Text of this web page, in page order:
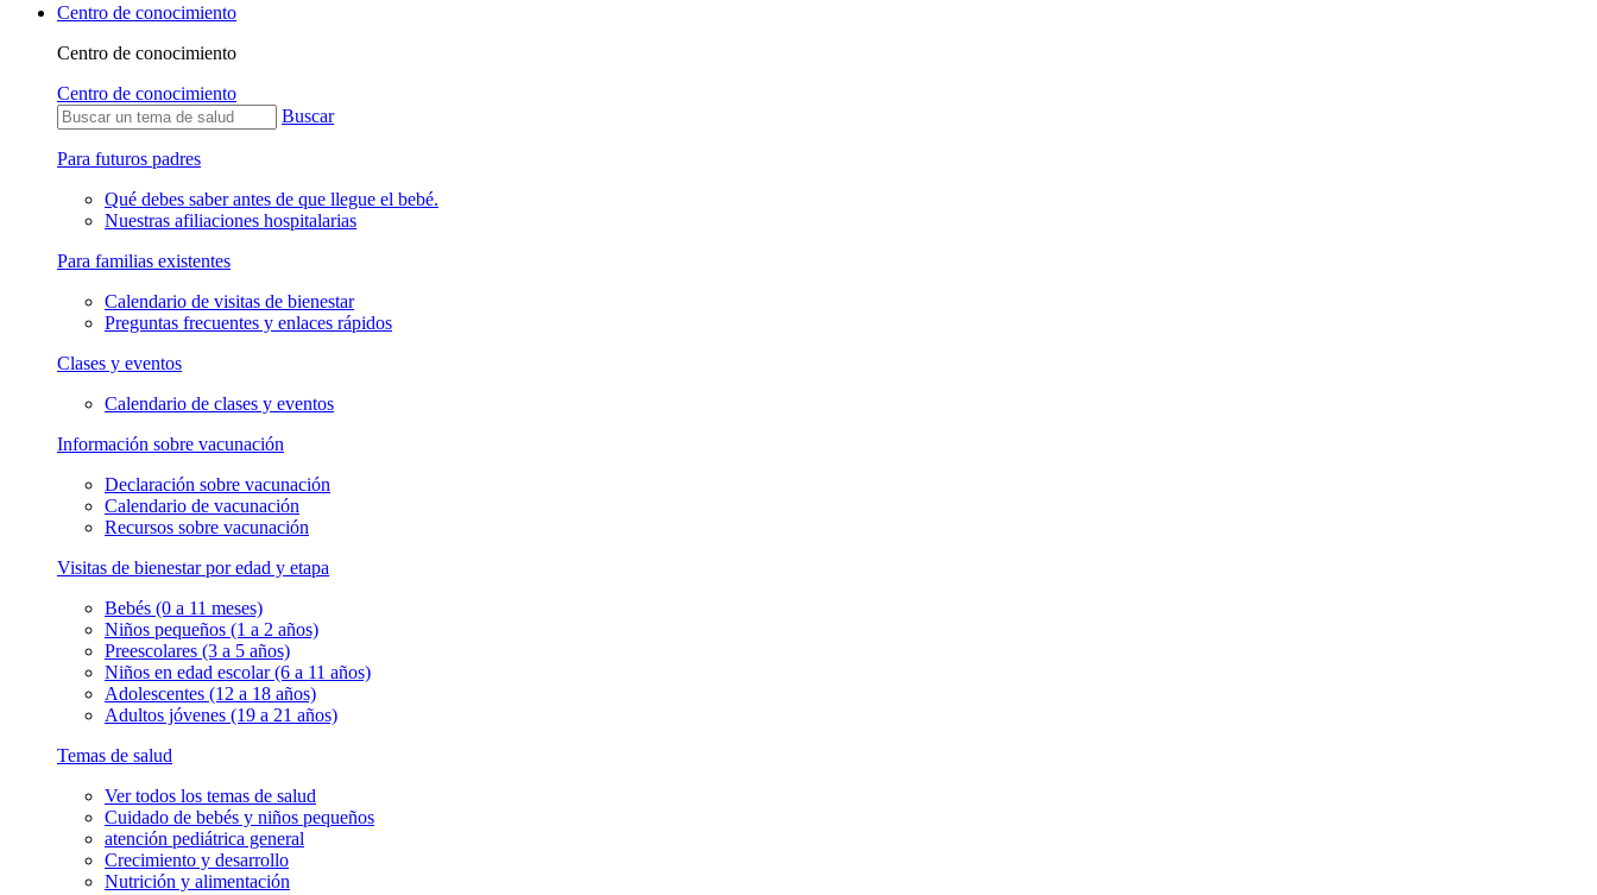
Centro de conocimiento
Centro de conocimiento
Centro de conocimiento
Buscar
Para futuros padres
Qué debes saber antes de que llegue el bebé.
Nuestras afiliaciones hospitalarias
Para familias existentes
Calendario de visitas de bienestar
Preguntas frecuentes y enlaces rápidos
Clases y eventos
Calendario de clases y eventos
Información sobre vacunación
Declaración sobre vacunación
Calendario de vacunación
Recursos sobre vacunación
Visitas de bienestar por edad y etapa
Bebés (0 a 11 meses)
Niños pequeños (1 a 2 años)
Preescolares (3 a 5 años)
Niños en edad escolar (6 a 11 años)
Adolescentes (12 a 18 años)
Adultos jóvenes (19 a 21 años)
Temas de salud
Ver todos los temas de salud
Cuidado de bebés y niños pequeños
atención pediátrica general
Crecimiento y desarrollo
Nutrición y alimentación